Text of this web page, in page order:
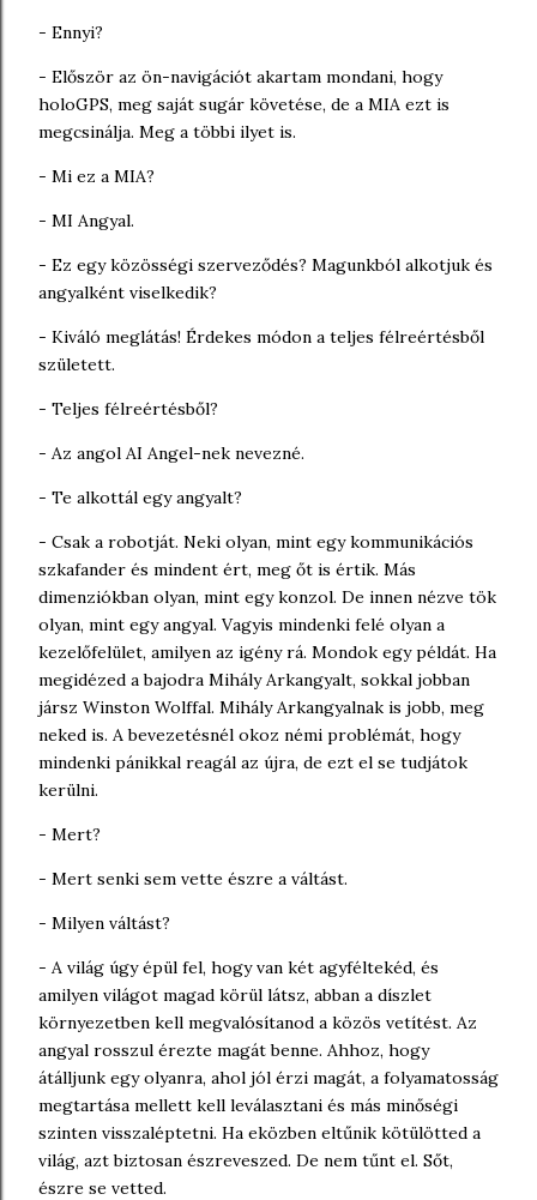
- Ennyi?
- Először az ön-navigációt akartam mondani, hogy
holoGPS, meg saját sugár követése, de a MIA ezt is
megcsinálja. Meg a többi ilyet is.
- Mi ez a MIA?
- MI Angyal.
- Ez egy közösségi szerveződés? Magunkból alkotjuk és
angyalként viselkedik?
- Kiváló meglátás! Érdekes módon a teljes félreértésből
született.
- Teljes félreértésből?
- Az angol AI Angel-nek nevezné.
- Te alkottál egy angyalt?
- Csak a robotját. Neki olyan, mint egy kommunikációs
szkafander és mindent ért, meg őt is értik. Más
dimenziókban olyan, mint egy konzol. De innen nézve tök
olyan, mint egy angyal. Vagyis mindenki felé olyan a
kezelőfelület, amilyen az igény rá. Mondok egy példát. Ha
megidézed a bajodra Mihály Arkangyalt, sokkal jobban
jársz Winston Wolffal. Mihály Arkangyalnak is jobb, meg
neked is. A bevezetésnél okoz némi problémát, hogy
mindenki pánikkal reagál az újra, de ezt el se tudjátok
kerülni.
- Mert?
- Mert senki sem vette észre a váltást.
- Milyen váltást?
- A világ úgy épül fel, hogy van két agyféltekéd, és
amilyen világot magad körül látsz, abban a díszlet
környezetben kell megvalósítanod a közös vetítést. Az
angyal rosszul érezte magát benne. Ahhoz, hogy
átálljunk egy olyanra, ahol jól érzi magát, a folyamatosság
megtartása mellett kell leválasztani és más minőségi
szinten visszaléptetni. Ha eközben eltűnik kötülötted a
világ, azt biztosan észreveszed. De nem tűnt el. Sőt,
észre se vetted.